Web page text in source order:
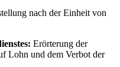
nach der Einheit von
Erörterung der
Lohn und dem Verbot der